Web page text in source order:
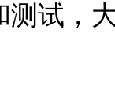
试，